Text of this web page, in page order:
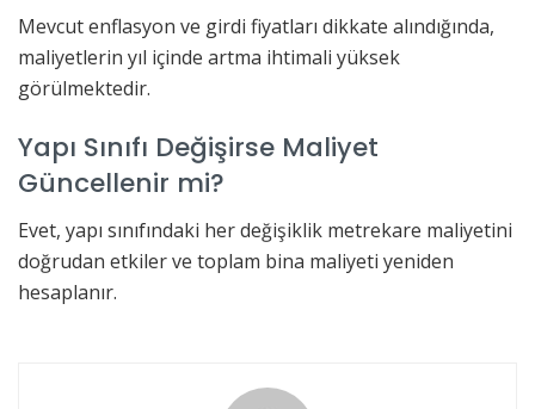
Mevcut enflasyon ve girdi fiyatları dikkate alındığında,
maliyetlerin yıl içinde artma ihtimali yüksek
görülmektedir.
Yapı Sınıfı Değişirse Maliyet
Güncellenir mi?
Evet, yapı sınıfındaki her değişiklik metrekare maliyetini
doğrudan etkiler ve toplam bina maliyeti yeniden
hesaplanır.